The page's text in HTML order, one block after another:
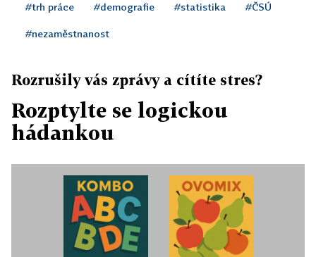
#trh práce #demografie #statistika #ČSÚ
#nezaměstnanost
Rozrušily vás zprávy a cítíte stres?
Rozptylte se logickou
hádankou